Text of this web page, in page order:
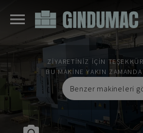
ZIYARETINIZ IÇIN
BU MAKINE YAKIN
Benzer makineleri